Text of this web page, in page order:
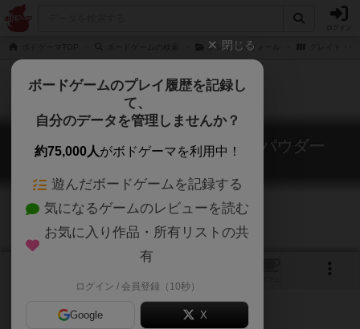
グレイト・ウォール
グレイト・ウォール：ブラックパウダー
The Great Wall: Black Powder
閉じる
ボードゲームのプレイ履歴を記録し
て、
自分のデータを管理しませんか？
約75,000人がボドゲーマを利用中！
遊んだボードゲームを記録する
気になるゲームのレビューを読む
お気に入り作品・所有リストの共
有
ログイン / 会員登録（10秒）
Google X